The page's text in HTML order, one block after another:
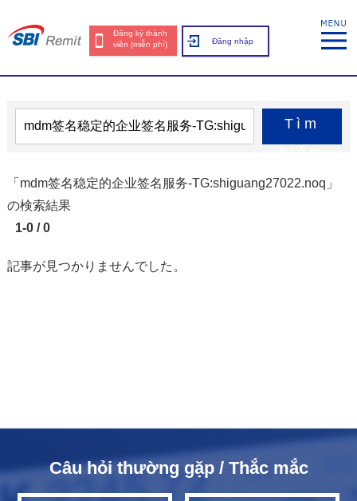
Đăng ký thành
viên (miễn phí)
Đăng nhập
Tìm
「mdm签名稳定的企业签名服务-TG:shiguang27022.noq」
の検索結果
1-0 / 0
記事が見つかりませんでした。
Câu hỏi thường gặp / Thắc mắc